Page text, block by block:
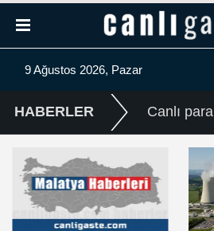
9 Ağustos 2026, Pazar
HABERLER Canlı para